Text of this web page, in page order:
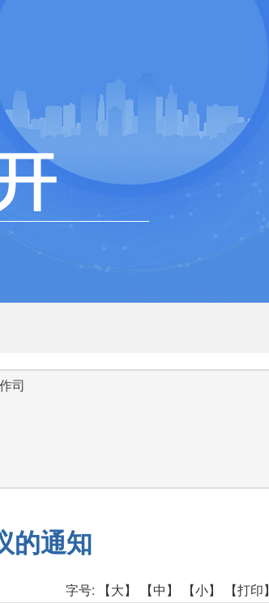
司
的通知
字号: 【大】 【中】 【小】 【打印】